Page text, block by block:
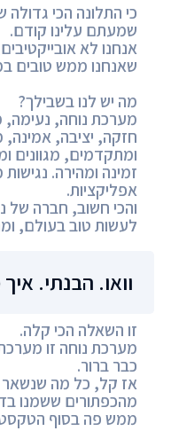
כי התלונה הכי
שמעתם עלינו קודם.
אנחנו לא
שאנחנו ממש טובים
מה יש לנו בשבילך?
מערכת נוחה, נעימה,
חזקה, יציבה, אמינה,
ומתקדמים, מגוונים
זמינה ומהירה.
אפליקציות.
והכי חשוב, חברה של
לעשות טוב בעולם,
וואו. הבנתי.
זו השאלה הכי קלה.
מערכת נוחה זו
כבר ברור.
אז קל, כל מה
מהכפתורים ששמנו
ממש פה בסוף